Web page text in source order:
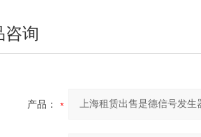
咨询
产品：